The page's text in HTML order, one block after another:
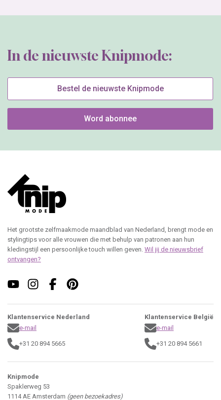
In de nieuwste Knipmode:
Bestel de nieuwste Knipmode
Word abonnee
Het grootste zelfmaakmode maandblad van Nederland, brengt mode en
stylingtips voor alle vrouwen die met behulp van patronen aan hun
kledingstijl een persoonlijke touch willen geven. Wil jij de nieuwsbrief
ontvangen?
Klantenservice Nederland
e-mail
+31 20 894 5665
Klantenservice België
e-mail
+31 20 894 5661
Knipmode
Spaklerweg 53
1114 AE Amsterdam (geen bezoekadres)